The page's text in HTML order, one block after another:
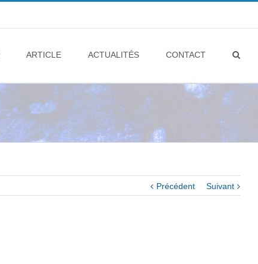
ARTICLE ACTUALITÉS CONTACT
Précédent Suivant